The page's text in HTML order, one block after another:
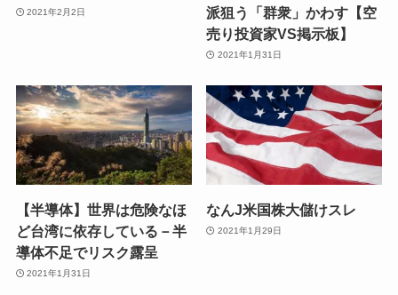
2021年2月2日
派狙う「群衆」かわす【空
売り投資家VS掲示板】
2021年1月31日
【半導体】世界は危険なほ
ど台湾に依存している－半
導体不足でリスク露呈
2021年1月31日
なんJ米国株大儲けスレ
2021年1月29日